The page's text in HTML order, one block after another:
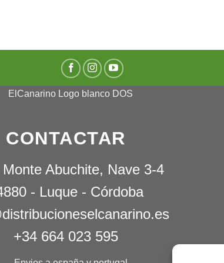
CONTACTAR
Monte Abuchite, Nave 3-4
- Luque - Córdoba
+34 664 023 595